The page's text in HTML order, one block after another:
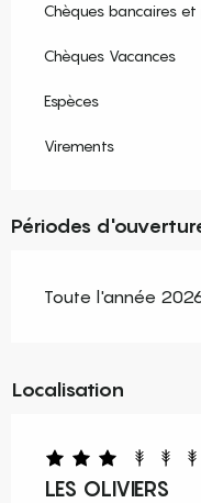
Chèques bancaires
Chèques Vacances
Espèces
Virements
Périodes
Toute l'année
Localisation
LES OLIVIERS